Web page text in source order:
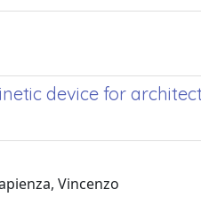
device for
Vincenzo